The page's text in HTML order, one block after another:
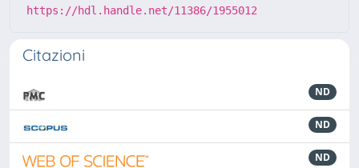
https://hdl.handle.net/11386/1955012
Citazioni
ND
ND
ND